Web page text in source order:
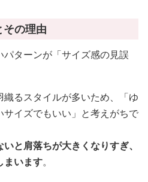
の理由
ターンが「サイズ感の見誤
るスタイルが多いため、「ゆ
イズでもいい」と考えがちで
と肩落ちが大きくなりすぎ、
まいます。